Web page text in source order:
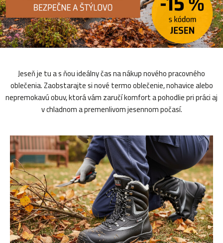
Jeseň je tu a s ňou ideálny čas na nákup nového pracovného
oblečenia. Zaobstarajte si nové termo oblečenie, nohavice alebo
nepremokavú obuv, ktorá vám zaručí komfort a pohodlie pri práci aj
v chladnom a premenlivom jesennom počasí.